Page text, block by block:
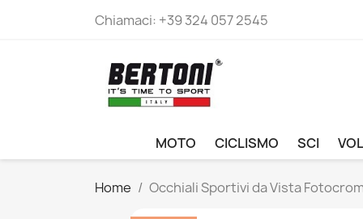
Chiamaci: +39 324 057 2545
MOTO CICLISMO SCI
Home Occhiali Sportivi da Vista